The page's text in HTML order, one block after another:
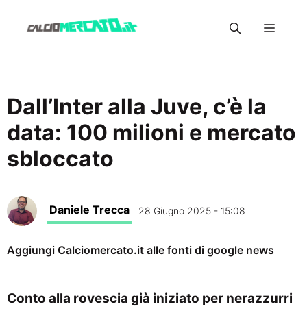
Menu
Dall’Inter alla Juve, c’è la
data: 100 milioni e mercato
sbloccato
Daniele Trecca 28 Giugno 2025 - 15:08
Aggiungi Calciomercato.it alle fonti di google news
Conto alla rovescia già iniziato per nerazzurri